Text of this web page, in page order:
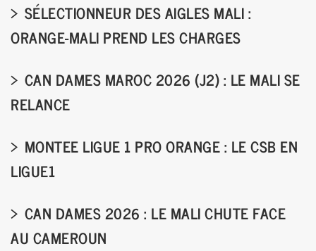
SÉLECTIONNEUR DES AIGLES MALI :
ORANGE-MALI PREND LES CHARGES
CAN DAMES MAROC 2026 (J2) : LE MALI SE
RELANCE
MONTEE LIGUE 1 PRO ORANGE : LE CSB EN
LIGUE1
CAN DAMES 2026 : LE MALI CHUTE FACE
AU CAMEROUN